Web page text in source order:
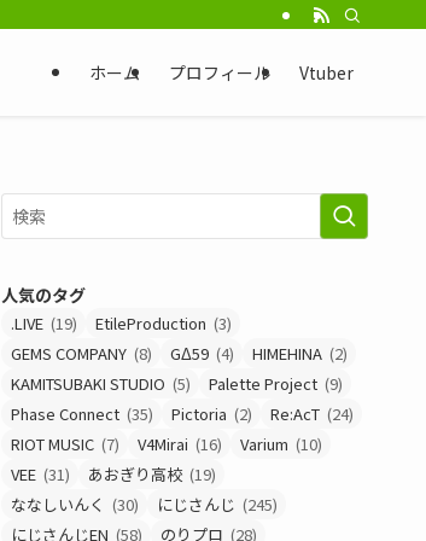
ホーム プロフィール Vtuber
人気のタグ
.LIVE (19) EtileProduction (3)
GEMS COMPANY (8) GΔ59 (4) HIMEHINA (2)
KAMITSUBAKI STUDIO (5) Palette Project (9)
Phase Connect (35) Pictoria (2) Re:AcT (24)
RIOT MUSIC (7) V4Mirai (16) Varium (10)
VEE (31) あおぎり高校 (19)
ななしいんく (30) にじさんじ (245)
にじさんじEN (58) のりプロ (28)